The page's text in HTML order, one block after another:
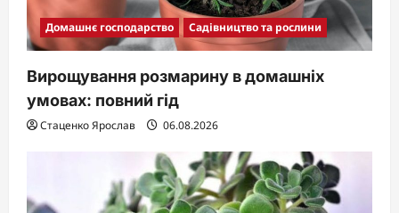
Домашнє господарство Садівництво та рослини
Вирощування розмарину в домашніх
умовах: повний гід
Стаценко Ярослав 06.08.2026